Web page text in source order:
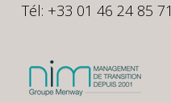
Tél: +33 01 46 24 85 71